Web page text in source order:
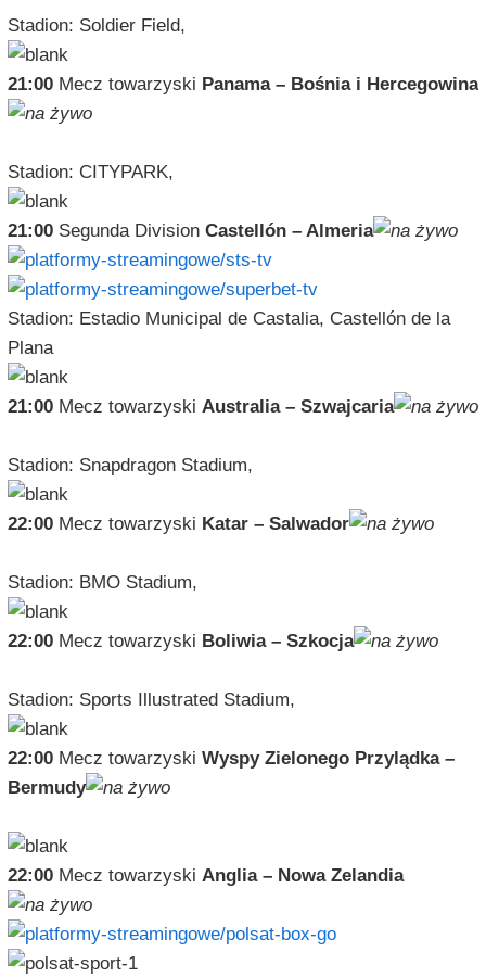
Stadion: Soldier Field,
21:00Mecz towarzyski Panama – Bośnia i Hercegowina
Stadion: CITYPARK,
21:00Segunda Division Castellón – Almeria
Stadion: Estadio Municipal de Castalia, Castellón de la
Plana
21:00Mecz towarzyski Australia – Szwajcaria
Stadion: Snapdragon Stadium,
22:00Mecz towarzyski Katar – Salwador
Stadion: BMO Stadium,
22:00Mecz towarzyski Boliwia – Szkocja
Stadion: Sports Illustrated Stadium,
22:00Mecz towarzyski Wyspy Zielonego Przylądka –
Bermudy
22:00Mecz towarzyski Anglia – Nowa Zelandia